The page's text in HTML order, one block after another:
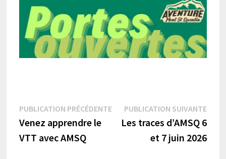
Navigation
de
PUBLICATION PRÉCÉDENTEPublication
précédente :
Venez apprendre le
VTT avec AMSQ
PUBLICATION SUIVANTE
Les traces d’AMSQ 6
et 7 juin 2026